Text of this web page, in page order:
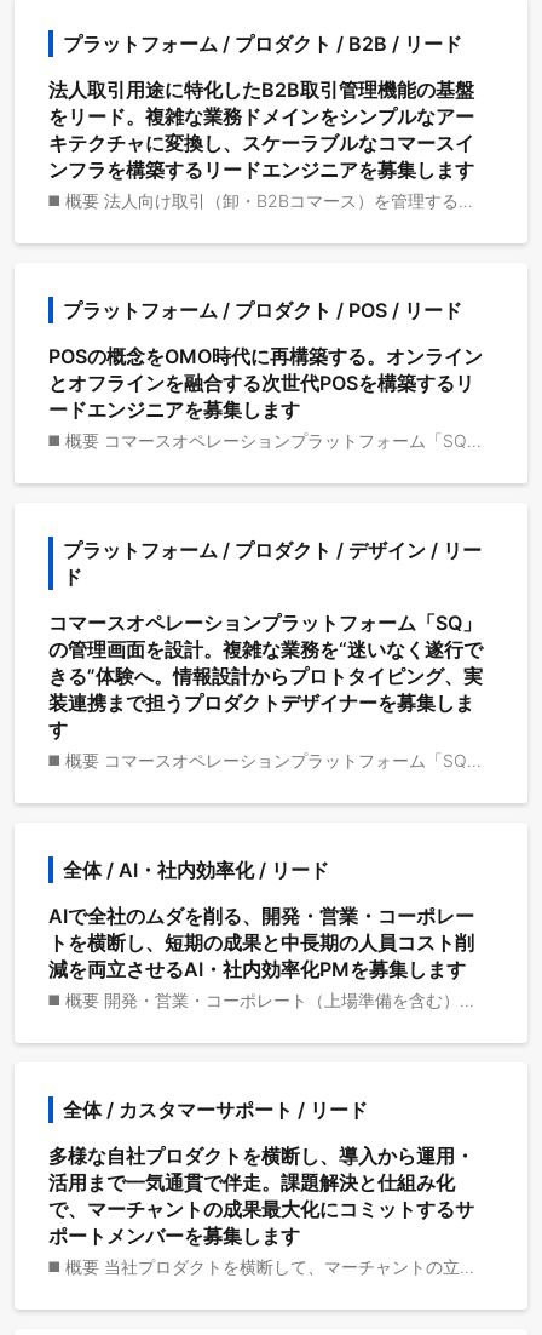
プラットフォーム / プロダクト / B2B / リード
法人取引用途に特化したB2B取引管理機能の基盤
をリード。複雑な業務ドメインをシンプルなアー
キテクチャに変換し、スケーラブルなコマースイ
ンフラを構築するリードエンジニアを募集します
◼️ 概要 法人向け取引（卸・B2Bコマース）を管理する機能群の技術リードとして、要件定義から設計・開発・運用までをリードします。価格や在庫、取引条件、受発注フローなどの複雑なロジックを扱う領域において、スケーラブルで堅牢なアーキテクチャを設計し、チーム全体の技術水準と開発生産性を高めます。 ◼️ 役割 ・法人取引特有の複雑な要件を、汎用性のある仕組みとして実装 ・高負荷・高頻度なデータ更新に耐えるスケーラブルな取引基盤を構築 ・開発スピードと品質を両立させ、継続的に進化可能なB2Bモジュール群をリード ◼️ こういう方が活躍します ・不確実性の高い0→1環境で、仮説→実装→検証を素早く回せる ・目先の実装と将来の拡張性のちょうど良いトレードオフを取れる ・仕様変更や外部APIの制約を前提に、現実的な落としどころを設計できる ・仕組み化（テンプレ・ルール・自動化）に喜びを見いだせる ◼️ 主要業務 ## 設計・実装・レビュー ・B2B取引（卸・法人販売）機能の要件整理・設計・実装・テスト・運用 ・取引／受注／在庫／価格管理などのドメイン設計、データモデリング ・内外システム連携（ERP／在庫／決済／CRM／倉庫など）のAPI設計・実装 ・コードレビュー・品質担保・パフォーマンスチューニング ## 技術リード／アーキテクチャ設計 ・サービス全体のアーキテクチャ・テクノロジースタック選定と最適化 ・スケーラビリティ、セキュリティを考慮したB2B取引ドメインの技術基盤設計 ・開発プロセスの改善（CI/CD、Lint/Test自動化、コード標準化） ## チームマネジメント／クロスファンクショナル連携 ・プロダクトマネージャー・デザイナー・他領域エンジニアとの連携 ・開発チームのメンターリング、コードレビュー・設計レビュー ・技術課題の優先順位付け、ロードマップ策定、スプリント計画 ## 継続的改善・技術負債解消 ・技術的負債の洗い出しと解消計画の推進 ・運用改善・自動化・監視・パフォーマンス計測の仕組みづくり ・DX（Developer Experience）と保守性の向上 ◼️ 採用技術 ・バックエンド：Go (gqlgen)、Google Cloud (Cloud Run、Spanner) ・Web：React、Next.js、Remix ・アプリ：Android (Jetpack Compose + Apollo Kotlin)、iOS (SwiftUI + Apollo iOS) ・SaaS：Shopify、Clerk、Resend ・CI/CD：GitHub Actions ・サービス/ツール：GitHub、Notion、Slack、Figma ※ 選考へ進んで頂く場合のみご連絡させて頂いています。
プラットフォーム / プロダクト / POS / リード
POSの概念をOMO時代に再構築する。オンライン
とオフラインを融合する次世代POSを構築するリ
ードエンジニアを募集します
◼️ 概要 コマースオペレーションプラットフォーム「SQ」に直結する標準POSシステムの開発をリードします。従来の「店舗主軸型POS」ではなく、オンラインとオフラインを統合したOMO時代の新しいアーキテクチャを設計・実装します。既存のPOSの構造的課題を再定義し、SQが目指す“オムニチャネル一元化”を実現するプロダクト開発を推進します。 ◼️ 役割 ・POSシステムのアーキテクチャ設計と開発全体のリード ・SQプラットフォームと密接に連携するAPI・データモデルの構築 ・開発チームとの技術的意思決定・レビュー・品質保証の推進 ・新しいPOSの思想をプロダクトに具現化し、業界の新しい標準を定義 ◼️ 主要業務 ・POSシステムの要件定義、設計、開発、リリース管理 ・SQプラットフォームとの連携仕様設計（API・Webhook・データモデル） ・店舗・EC間の在庫・決済・顧客情報の統合ロジック構築 ・UI/UXチーム・バックエンドチームとの協働による開発推進 ・パフォーマンス最適化、セキュリティ・スケーラビリティ設計 ・技術ドキュメント・設計資料・コードレビュー運用の標準化 ◼️ 採用技術 ・バックエンド：Go (gqlgen)、Google Cloud (Cloud Run、Spanner) ・Web：React、Next.js、Remix ・アプリ：Android (Jetpack Compose + Apollo Kotlin)、iOS (SwiftUI + Apollo iOS) ・SaaS：Shopify、Clerk、Resend ・CI/CD：GitHub Actions ・サービス/ツール：GitHub、Notion、Slack、Figma ※ 選考へ進んで頂く場合のみご連絡させて頂いています。
プラットフォーム / プロダクト / デザイン / リー
ド
コマースオペレーションプラットフォーム「SQ」
の管理画面を設計。複雑な業務を“迷いなく遂行で
きる”体験へ。情報設計からプロトタイピング、実
装連携まで担うプロダクトデザイナーを募集しま
す
◼️ 概要 コマースオペレーションプラットフォーム「SQ」の業務システム全体のUX/UIをデザインします。デザインシステムは Shopify が開発している Polaris を採用し、そのガイドラインとトークン／コンポーネントをベースに、複雑な業務を担う管理画面の情報設計・インタラクション設計・レイアウトをリードします。現場業務の理解から要件化、プロトタイピング、実装連携、リリース後の継続改善まで一気通貫で担当します。 ◼️ 役割 ・業務要件を使いやすい画面・フローに翻訳し、運用生産性・正確性を最大化 ・Polaris準拠かつ自社要件に適合するUIパターン／コンポーネントを拡張・体系化 ・デザインと実装の乖離を最小化し、継続的な品質と速度を両立 ◼️ 主要業務 ・要件理解・情報設計：業務フローの把握、ユースケース・権限・例外系の洗い出し、画面遷移／IA設計 ・UI/インタラクション設計：テーブル・フィルタ・検索・並び替え・バルク操作、フォーム設計（バリデーション・エラー表示）、状態設計（Empty／Loading／Error／Success） ・Polarisベースのデザインシステム運用：トークン整理、コンポーネント拡張、アクセシビリティ、ガイドライン整備 ・プロトタイピング／検証：Figma等でのインタラクティブ試作、ユーザビリティテスト、定量・定性の両面で改善 ・実装連携・UI品質保証：エンジニアとコンポーネントのマッピング、仕様コミュニケーション、UIレビュー・受け入れ基準の定義 ・コンテンツ設計：ラベル／ヘルプテキスト／トースト／エンプティー状態等のコピー設計 ・運用後の継続改善：利用データ分析、課題チケットの優先度付け、リリースノート更新 ※ 選考へ進んで頂く場合のみご連絡させて頂いています。
全体 / AI・社内効率化 / リード
AIで全社のムダを削る、開発・営業・コーポレー
トを横断し、短期の成果と中長期の人員コスト削
減を両立させるAI・社内効率化PMを募集します
◼️ 概要 開発・営業・コーポレート（上場準備を含む）の日々の業務を対象に、AI／自動化で業務コストを恒常的に削減するプロジェクト群を企画・推進します。課題発見からROI試算、要件定義、PoC～本番導入、定着化、運用改善までを一気通貫でリードし、スリムで効率の良い組織体制を実現します。 ◼️ 役割 ・中長期の人員コスト削減（FTE削減・採用抑制・外注最適化）の最大化 ・再現可能な自動化の型（設計原則・ガードレール・運用基準）の構築 ・短期インパクト×中長期基盤整備の両立（早い価値実感と負債最小化） ◼️ 主要業務 1) 課題発見・ポートフォリオ管理 ・全社の業務を横断したプロセス可視化／ボトルネック診断 ・価値仮説とROI試算（人件費・外注費・機会損失・リスクコスト）による優先度付け ・自動化のロードマップ／OKR策定、案件パイプライン管理 2) 企画・要件定義・設計 ・業務要件 → 自動化要件への落とし込み（例外系・権限・監査証跡を含む） ・ソリューション選定（自社開発／RPA／iPaaS／LLM活用／SaaS連携）の方針決定 ・評価設計（オフライン評価、ABテスト、人的二重化の暫定運用）と受入基準 3) デリバリー（PoC→Pilot→本番） ・スプリント運営、WBS／リスク・課題管理、関係者調整 ・データ連携・権限・監査観点を含む実装・検証のディレクション ・本番運用への移行 4) 定着化・チェンジマネジメント ・トレーニング、手順書／ヘルプ整備、運用KPIの可視化ダッシュボード ・既存業務の廃止・集約、組織設計と役割変更の伴走 ・定量・定性のフィードバックループ運用、継続改善 5) ガバナンス・セキュリティ・法務対応 ・AI利用ポリシー／プロンプトガイドライン、データ分類・最小権限・監査ログ設計 ・個人情報・機微情報の取り扱い、上場準備（内部統制／証跡）に資する統制設計 ・ベンダ／ツールのリスク評価（データ所在、SLA、出口戦略） ◼️ プロジェクト例 ・開発：PR自動要約、テストコード自動生成、インシデント初動要約 ・営業：見込み客スコアリング、メール／提案ドラフト生成、CRMの自動クレンジング・重複解消 ・コーポレート：契約・請求・経費の自動照合、稟議チェック、社内規程Q&Aボット、SOX/内部統制の証跡自動収集 ◼️ 採用技術 ・バックエンド: Go (gqlgen)、Google Cloud (Cloud Run、Spanner) ・Web: React、Next.js、Remix ・アプリ: Android (Jetpack Compose + Apollo Kotlin)、iOS (SwiftUI + Apollo iOS) ・SaaS：Shopify、Clerk、Resend ・CI / CD：GitHub Actions ・サービス/ツール：GitHub、Notion、Slack、Figma ※ 選考へ進んで頂く場合のみご連絡させて頂いています。
全体 / カスタマーサポート / リード
多様な自社プロダクトを横断し、導入から運用・
活用まで一気通貫で伴走。課題解決と仕組み化
で、マーチャントの成果最大化にコミットするサ
ポートメンバーを募集します
◼️ 概要 当社プロダクトを横断して、マーチャントの立ち上げから日々の運用、活用促進まで一気通貫で支援するポジションです。営業からの引き継ぎ後、スムーズな導入をリードし、運用で発生する課題の解決、使い方のレクチャー、ドキュメント整備までを担い、マーチャントの成果最大化にコミットします。 ◼️ 役割 ・導入の成功率を高め、価値実感までの時間を短縮する（Time to Valueの最小化） ・運用課題の早期解決と再発防止で、安定稼働と満足度を向上する ・自走できる環境（ドキュメント／ヘルプ／運用フロー）を整備し、サポートの生産性と品質を両立する ◼️ 担当サービス ・Appify（モバイルアプリ） ・VIP（会員プログラム） ・Conversion（CRM） ・TikTok Shop Connect ・FAIR ・SQ ※ 統合サポートチームとして、上記を横断して対応します。 ◼️ 主要業務 ## オンボーディング／導入支援 ・営業からの引き継ぎ、キックオフ運営、初期設定・データ連携の伴走 ・ゴール・KPIの合意、スケジュール設計、進捗管理 ## 運用課題の解決（トラブルシュート） ・事象の再現と切り分け、一次回答、エスカレーション（開発・プロダクト連携） ・再発防止策の設計、既知事象化・ナレッジ化 ## 利用レクチャー／活用促進 ・1対1トレーニング、ウェビナー／操作ガイドの実施 ・使い方のベストプラクティス提案、運用改善の提案 ## 周辺環境の改善（Enablement） ・ヘルプセンター／FAQ／SOP／マクロの整備と継続改善 ・リリースノート／既知の問題の公開、インシデント時の情報整流化 ## 社内連携・フィードバック ・セールス／CS／プロダクト／開発とのクロスファンクショナル連携 ・顧客の声（VoC）の収集・優先度付け・改善要望の提案 ※ 選考へ進んで頂く場合のみご連絡させて頂いています。